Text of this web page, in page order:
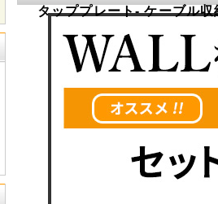
タッププレート- ケーブル